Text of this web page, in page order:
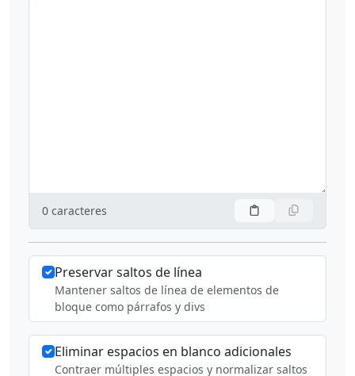
0 caracteres
Preservar saltos de línea
Mantener saltos de línea de elementos de
bloque como párrafos y divs
Eliminar espacios en blanco adicionales
Contraer múltiples espacios y normalizar saltos